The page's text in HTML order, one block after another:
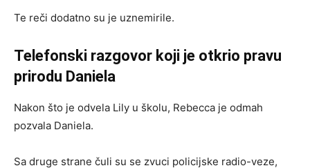
Te reči dodatno su je uznemirile.
Telefonski razgovor koji je otkrio pravu
prirodu Daniela
Nakon što je odvela Lily u školu, Rebecca je odmah
pozvala Daniela.
Sa druge strane čuli su se zvuci policijske radio-veze,